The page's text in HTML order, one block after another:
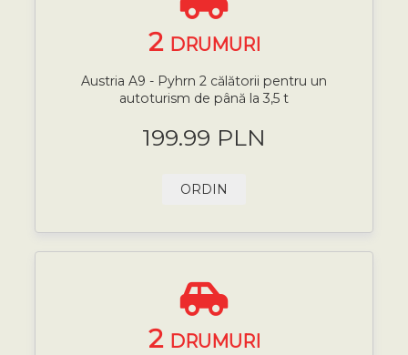
2 DRUMURI
Austria A9 - Pyhrn 2 călătorii pentru un
autoturism de până la 3,5 t
199.99 PLN
ORDIN
2 DRUMURI